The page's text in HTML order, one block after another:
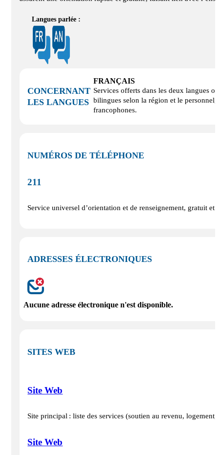
Langues parlée :
CONCERNANT
LES LANGUES
FRANÇAIS
Services offerts dans les deux langues
bilingues selon la région et le
francophones.
NUMÉROS DE TÉLÉPHONE
211
Service universel d’orientation et de renseignement, gratuit
ADRESSES ÉLECTRONIQUES
Aucune adresse électronique n'est disponible.
SITES WEB
Site Web
Site principal : liste des services (soutien au revenu,
Site Web